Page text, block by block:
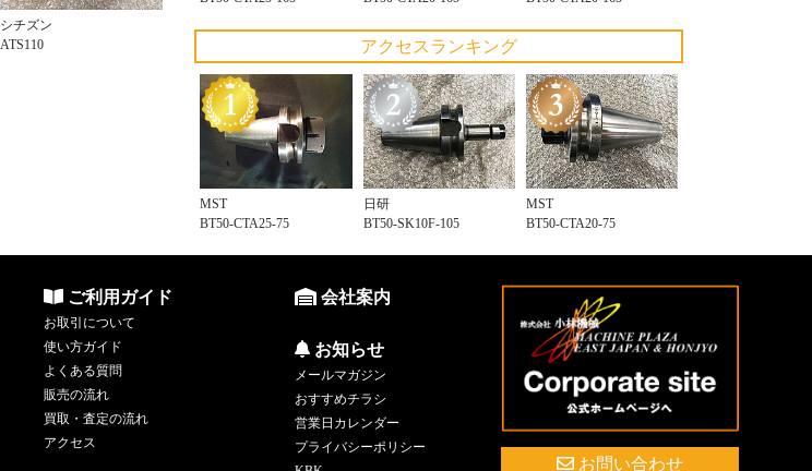
シチズン
ATS110
アクセスランキング
MST
BT50-CTA25-75
日研
BT50-SK10F-105
MST
BT50-CTA20-75
ご利用ガイド
お取引について
使い方ガイド
よくある質問
販売の流れ
買取・査定の流れ
アクセス
会社案内
お知らせ
メールマガジン
おすすめチラシ
営業日カレンダー
プライバシーポリシー
お問い合わせ